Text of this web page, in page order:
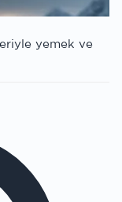
yemek ve